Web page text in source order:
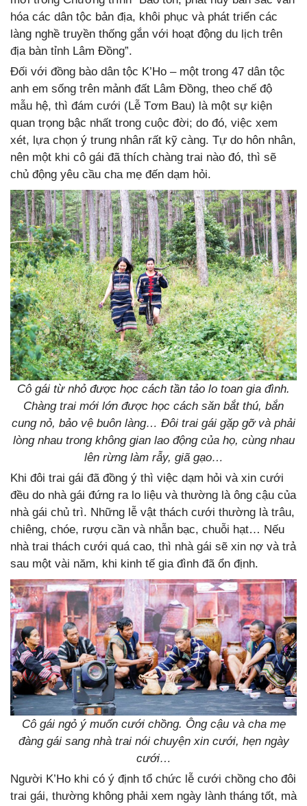
hóa các dân tộc bản địa, khôi phục và phát triển các
làng nghề truyền thống gắn với hoạt động du lịch trên
địa bàn tỉnh Lâm Đồng”.
Đối với đồng bào dân tộc K’Ho – một trong 47 dân tộc
anh em sống trên mảnh đất Lâm Đồng, theo chế độ
mẫu hệ, thì đám cưới (Lễ Tơm Bau) là một sự kiện
quan trọng bậc nhất trong cuộc đời; do đó, việc xem
xét, lựa chọn ý trung nhân rất kỹ càng. Tự do hôn nhân,
nên một khi cô gái đã thích chàng trai nào đó, thì sẽ
chủ động yêu cầu cha mẹ đến dạm hỏi.
Cô gái từ nhỏ được học cách tần tảo lo toan gia đình.
Chàng trai mới lớn được học cách săn bắt thú, bắn
cung nỏ, bảo vệ buôn làng… Đôi trai gái gặp gỡ và phải
lòng nhau trong không gian lao động của họ, cùng nhau
lên rừng làm rẫy, giã gạo…
Khi đôi trai gái đã đồng ý thì việc dạm hỏi và xin cưới
đều do nhà gái đứng ra lo liệu và thường là ông cậu của
nhà gái chủ trì. Những lễ vật thách cưới thường là trâu,
chiêng, chóe, rượu cần và nhẫn bạc, chuỗi hạt… Nếu
nhà trai thách cưới quá cao, thì nhà gái sẽ xin nợ và trả
sau một vài năm, khi kinh tế gia đình đã ổn định.
Cô gái ngỏ ý muốn cưới chồng. Ông cậu và cha mẹ
đàng gái sang nhà trai nói chuyện xin cưới, hẹn ngày
cưới…
Người K’Ho khi có ý định tổ chức lễ cưới chồng cho đôi
trai gái, thường không phải xem ngày lành tháng tốt, mà